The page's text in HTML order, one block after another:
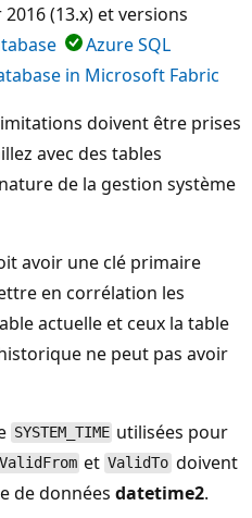
2016 (13.x) et versions
Azure SQL
in Microsoft Fabric
doivent être prises
avec des tables
de la gestion système
avoir une clé primaire
en corrélation les
actuelle et ceux la table
ne peut pas avoir
SYSTEM_TIME utilisées pour
ValidFrom et ValidTo doivent
de données datetime2.